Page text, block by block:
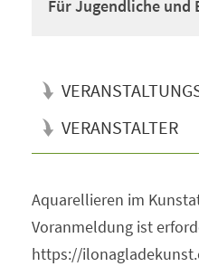
Für Jugendliche und
VERANSTALTER
Aquarellieren im
Voranmeldung ist
https://